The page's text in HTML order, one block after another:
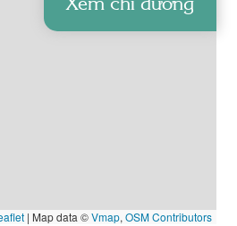
Xem chỉ đường
| Map data ©Vmap, OSM Contributors